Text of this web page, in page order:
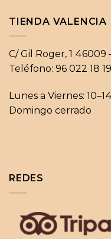
TIENDA VALENCIA
C/ Gil Roger, 1 46009
Teléfono: 96 022 18 19
Lunes a Viernes:
Domingo cerrado
REDES